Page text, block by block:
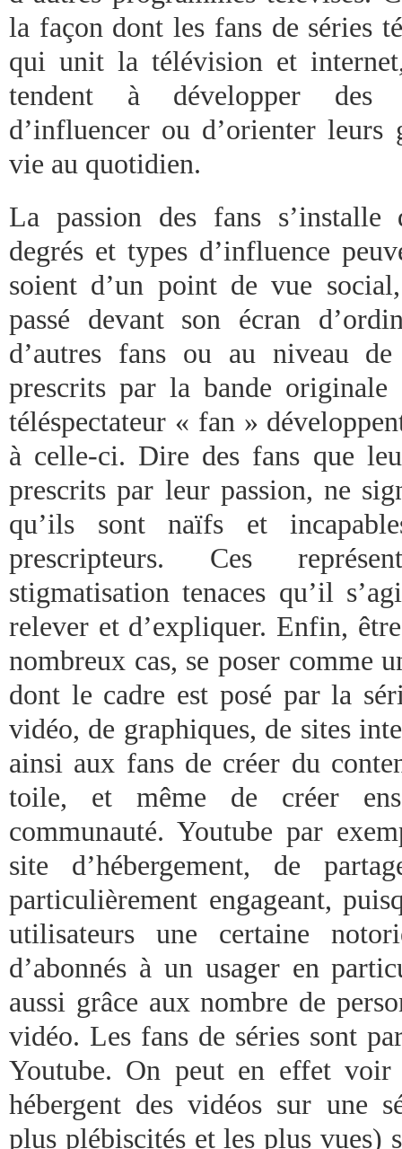
la façon dont les fans de séries
qui unit la télévision et
tendent à développer des
d’influencer ou d’orienter leurs
vie au quotidien.
La passion des fans
degrés et types d’influence
soient d’un point de vue
passé devant son écran
d’autres fans ou au niveau
prescrits par la bande
téléspectateur « fan »
à celle-ci. Dire des fans que
prescrits par leur passion, ne
qu’ils sont naïfs et
prescripteurs. Ces
stigmatisation tenaces qu’il
relever et d’expliquer. Enfin,
nombreux cas, se poser comme
dont le cadre est posé par la
vidéo, de graphiques, de sites
ainsi aux fans de créer du
toile, et même de créer
communauté. Youtube par
site d’hébergement, de
particulièrement engageant,
utilisateurs une certaine
d’abonnés à un usager en
aussi grâce aux nombre de
vidéo. Les fans de séries sont
Youtube. On peut en effet
hébergent des vidéos sur une
plus plébiscités et les plus vues)